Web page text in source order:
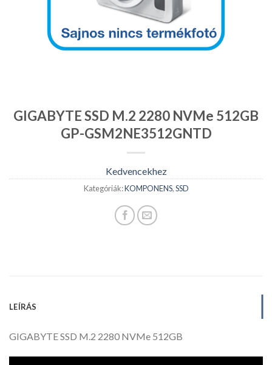
GIGABYTE SSD M.2 2280 NVMe 512GB
GP-GSM2NE3512GNTD
Kedvencekhez
Kategóriák:KOMPONENS,SSD
LEÍRÁS
GIGABYTE SSD M.2 2280 NVMe 512GB